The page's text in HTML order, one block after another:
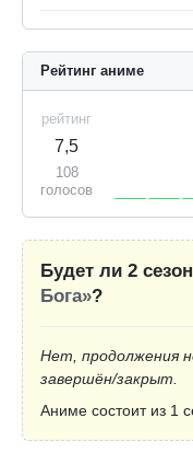
Рейтинг аниме
рейтинг
7,5
108
голосов
Будет ли 2
Бога»?
Нет, продолжения
завершён/закрыт.
Аниме состоит из 1